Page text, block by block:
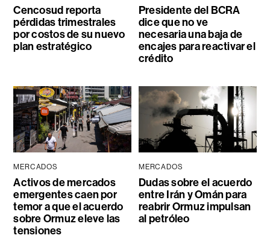
Cencosud reporta
pérdidas trimestrales
por costos de su nuevo
plan estratégico
Presidente del BCRA
dice que no ve
necesaria una baja de
encajes para reactivar el
crédito
MERCADOS
Activos de mercados
emergentes caen por
temor a que el acuerdo
sobre Ormuz eleve las
tensiones
MERCADOS
Dudas sobre el acuerdo
entre Irán y Omán para
reabrir Ormuz impulsan
al petróleo